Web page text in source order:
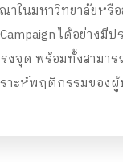
ในมหาวิทยาลัยหรื
ได้อย่างมี
จุด พร้อมทั้งสามาร
าะห์พฤติกรรมของ